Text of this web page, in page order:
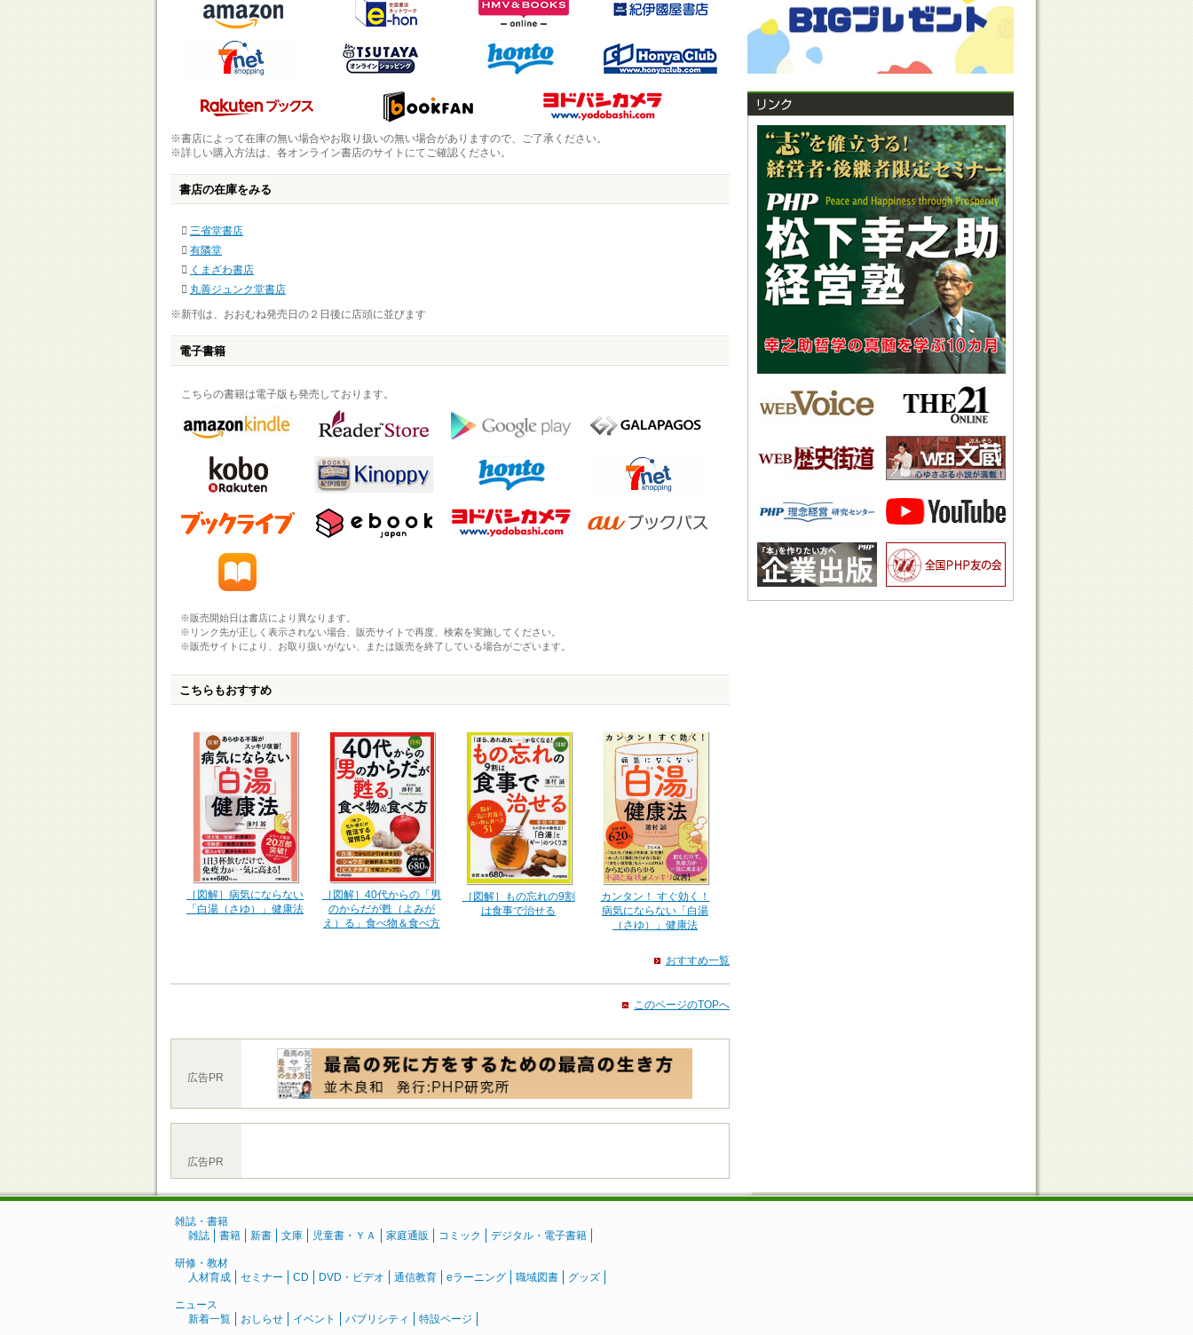
※書店によって在庫の無い場合やお取り扱いの無い場合がありますので、ご了承ください。
※詳しい購入方法は、各オンライン書店のサイトにてご確認ください。
書店の在庫をみる
三省堂書店
有隣堂
くまざわ書店
丸善ジュンク堂書店
※新刊は、おおむね発売日の２日後に店頭に並びます
電子書籍
こちらの書籍は電子版も発売しております。
※販売開始日は書店により異なります。
※リンク先が正しく表示されない場合、販売サイトで再度、検索を実施してください。
※販売サイトにより、お取り扱いがない、または販売を終了している場合がございます。
こちらもおすすめ
［図解］病気にならない
「白湯（さゆ）」健康法
［図解］40代からの「男
のからだが甦（よみが
え）る」食べ物＆食べ方
［図解］もの忘れの9割
は食事で治せる
カンタン！ すぐ効く！
病気にならない「白湯
（さゆ）」健康法
おすすめ一覧
このページのTOPへ
広告PR
広告PR
雑誌・書籍
雑誌
書籍 新書 文庫 児童書・ＹＡ 家庭通販 コミック デジタル・電子書籍
研修・教材
人材育成
セミナー CD DVD・ビデオ 通信教育 eラーニング 職域図書 グッズ
ニュース
新着一覧
おしらせ イベント パブリシティ 特設ページ